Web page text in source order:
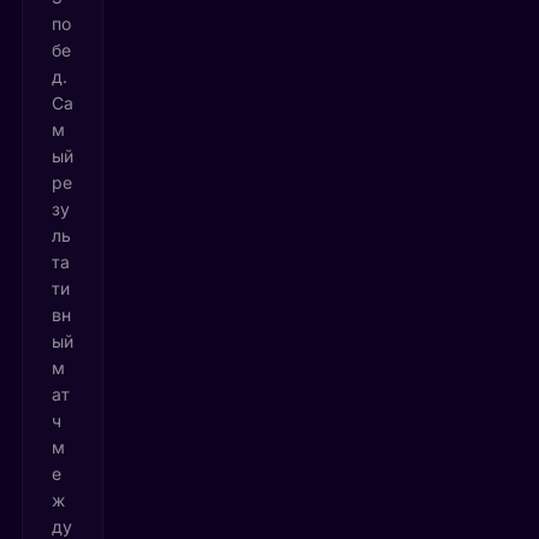
по
бе
д.
Са
м
ый
ре
зу
ль
та
ти
вн
ый
м
ат
ч
м
е
ж
ду